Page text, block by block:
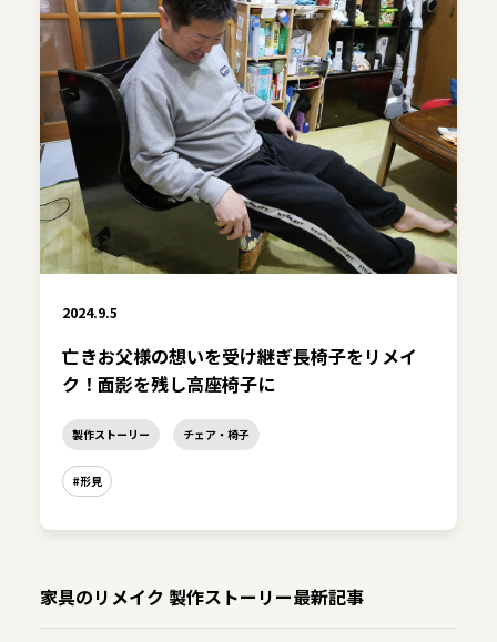
2024.9.5
亡きお父様の想いを受け継ぎ長椅子をリメイ
ク！面影を残し高座椅子に
製作ストーリー チェア・椅子
#形見
家具のリメイク 製作ストーリー最新記事